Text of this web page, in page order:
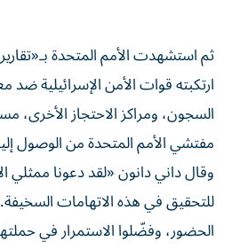
ثم استشهدت الأمم المتحدة
ارتكبته قوات الأمن الإسرائيلية
السجون، ومراكز الاحتجاز الأخرى،
مفتشي الأمم المتحدة من الوصول
وقال داني دانون «لقد دعونا ممثلي
للتحقيق في هذه الاتهامات
الحضور، وفضّلوا الاستمرار في